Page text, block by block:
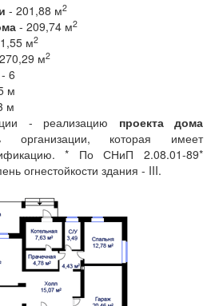
- 201,88 м2
- 209,74 м2
м2
м2
6
м
м
- реализацию проекта дома
организации, которая имеет
* По СНиП 2.08.01-89*
огнестойкости здания - III.